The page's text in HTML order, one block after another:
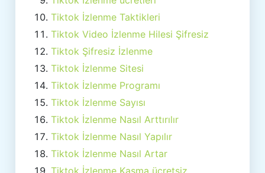
Tiktok İzlenme Taktikleri
Tiktok Video İzlenme Hilesi Şifresiz
Tiktok Şifresiz İzlenme
Tiktok İzlenme Sitesi
Tiktok İzlenme Programı
Tiktok İzlenme Sayısı
Tiktok İzlenme Nasıl Arttırılır
Tiktok İzlenme Nasıl Yapılır
Tiktok İzlenme Nasıl Artar
Tiktok İzlenme Kasma ücretsiz